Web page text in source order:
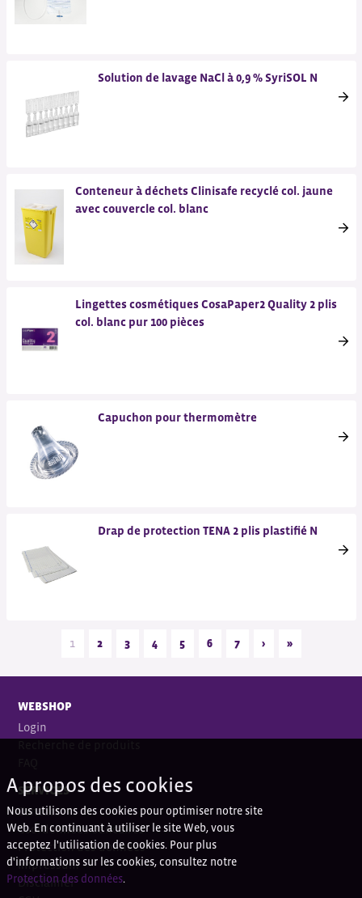
Solution de lavage NaCl à 0,9 % SyriSOL N
Conteneur à déchets Clinisafe recyclé col. jaune
avec couvercle col. blanc
Lingettes cosmétiques CosaPaper2 Quality 2 plis
col. blanc pur 100 pièces
Capuchon pour thermomètre
Drap de protection TENA 2 plis plastifié N
1 2 3 4 5 6 7 › »
WEBSHOP
Login
SERVICES
Contact
Coordonnées bancaires
Protection des données
Impressum
Disclaimer
A propos des cookies
Nous utilisons des cookies pour optimiser notre site
Web. En continuant à utiliser le site Web, vous
acceptez l'utilisation de cookies. Pour plus
d'informations sur les cookies, consultez notre
Protection des données.